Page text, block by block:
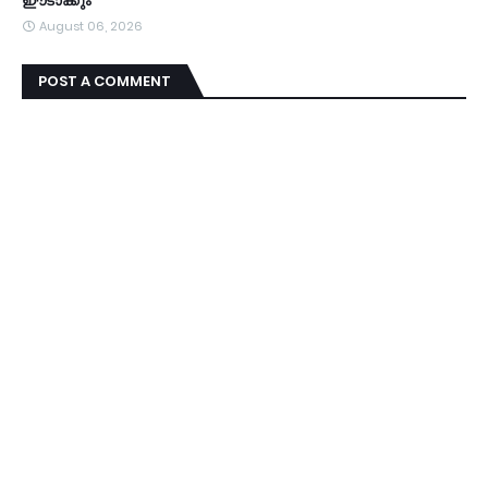
August 06, 2026
POST A COMMENT